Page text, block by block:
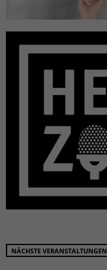
NÄCHSTE VERANSTALTUNGEN